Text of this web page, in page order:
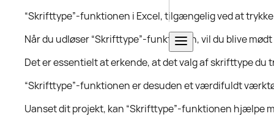
“Skrifttype”-funktionen i Excel, tilgængelig ved at
Når du udløser “Skrifttype”-funktionen, vil du blive
Det er essentielt at erkende, at det valg af skrifttype
“Skrifttype”-funktionen er desuden et værdifuldt
Uanset dit projekt, kan “Skrifttype”-funktionen hjælpe